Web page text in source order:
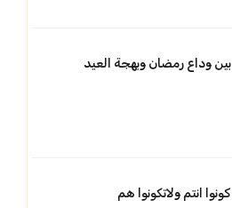
بين وداع رمضان وبهجة العيد
كونوا انتم ولاتكونوا هم